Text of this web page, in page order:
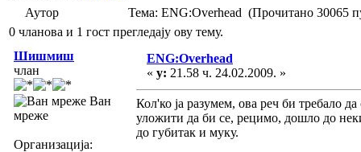
Аутор
Тема: ENG:Overhead (Прочитано 30065
0 чланова и 1 гост прегледају ову тему.
Шишмиш
члан
Ван
мреже
Организација:
ENG:Overhead
« у: 21.58 ч. 24.02.2009. »
Кол'ко ја разумем, ова реч би требало
уложити да би се, рецимо, дошло до
до губитак и муку.